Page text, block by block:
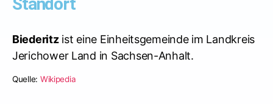
Biederitzist eine Einheitsgemeinde im Landkreis
Jerichower Land in Sachsen-Anhalt.
Quelle: Wikipedia